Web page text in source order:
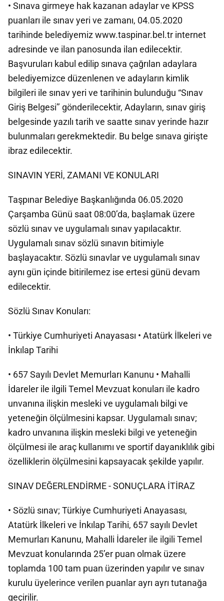
• Sınava girmeye hak kazanan adaylar ve KPSS
puanları ile sınav yeri ve zamanı, 04.05.2020
tarihinde belediyemiz www.taspinar.bel.tr internet
adresinde ve ilan panosunda ilan edilecektir.
Başvuruları kabul edilip sınava çağrılan adaylara
belediyemizce düzenlenen ve adayların kimlik
bilgileri ile sınav yeri ve tarihinin bulunduğu “Sınav
Giriş Belgesi’’ gönderilecektir, Adayların, sınav giriş
belgesinde yazılı tarih ve saatte sınav yerinde hazır
bulunmaları gerekmektedir. Bu belge sınava girişte
ibraz edilecektir.
SINAVIN YERİ, ZAMANI VE KONULARI
Taşpınar Belediye Başkanlığında 06.05.2020
Çarşamba Günü saat 08:00’da, başlamak üzere
sözlü sınav ve uygulamalı sınav yapılacaktır.
Uygulamalı sınav sözlü sınavın bitimiyle
başlayacaktır. Sözlü sınavlar ve uygulamalı sınav
aynı gün içinde bitirilemez ise ertesi günü devam
edilecektir.
Sözlü Sınav Konuları:
• Türkiye Cumhuriyeti Anayasası • Atatürk İlkeleri ve
İnkılap Tarihi
• 657 Sayılı Devlet Memurları Kanunu • Mahalli
İdareler ile ilgili Temel Mevzuat konuları ile kadro
unvanına ilişkin mesleki ve uygulamalı bilgi ve
yeteneğin ölçülmesini kapsar. Uygulamalı sınav;
kadro unvanına ilişkin mesleki bilgi ve yeteneğin
ölçülmesi ile araç kullanımı ve sportif dayanıklılık gibi
özelliklerin ölçülmesini kapsayacak şekilde yapılır.
SINAV DEĞERLENDİRME - SONUÇLARA İTİRAZ
• Sözlü sınav; Türkiye Cumhuriyeti Anayasası,
Atatürk İlkeleri ve İnkılap Tarihi, 657 sayılı Devlet
Memurları Kanunu, Mahalli İdareler ile ilgili Temel
Mevzuat konularında 25’er puan olmak üzere
toplamda 100 tam puan üzerinden yapılır ve sınav
kurulu üyelerince verilen puanlar ayrı ayrı tutanağa
geçirilir.